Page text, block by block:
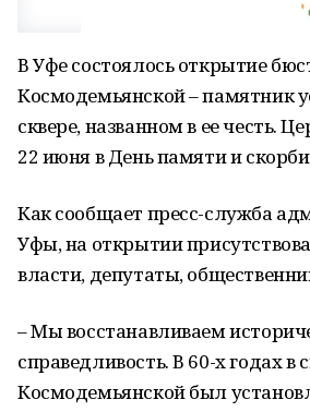
В Уфе состоялось открытие
Космодемьянской – памятник
сквере, названном в ее честь.
22 июня в День памяти и
Как сообщает пресс-служба
Уфы, на открытии
власти, депутаты,
– Мы восстанавливаем
справедливость. В 60-х годах в
Космодемьянской был